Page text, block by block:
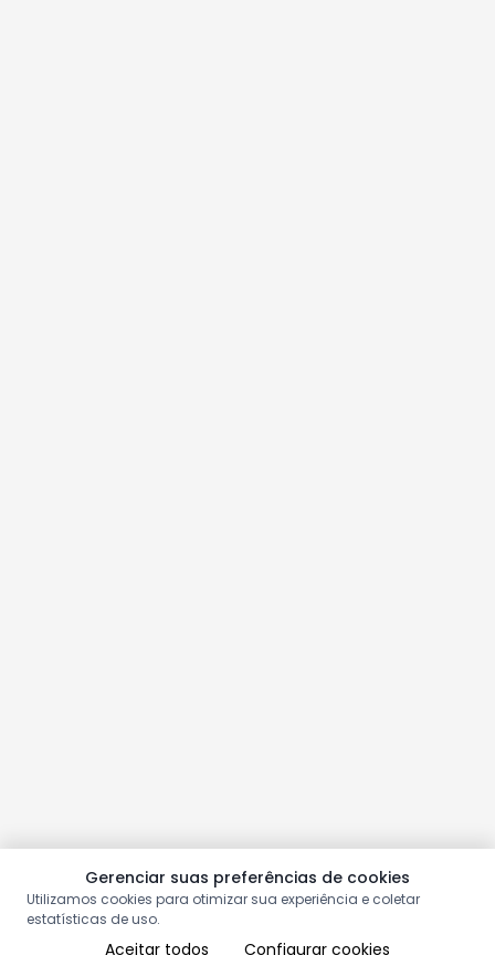
Gerenciar suas preferências de cookies
Utilizamos cookies para otimizar sua experiência e coletar
estatísticas de uso.
Aceitar todos Configurar cookies